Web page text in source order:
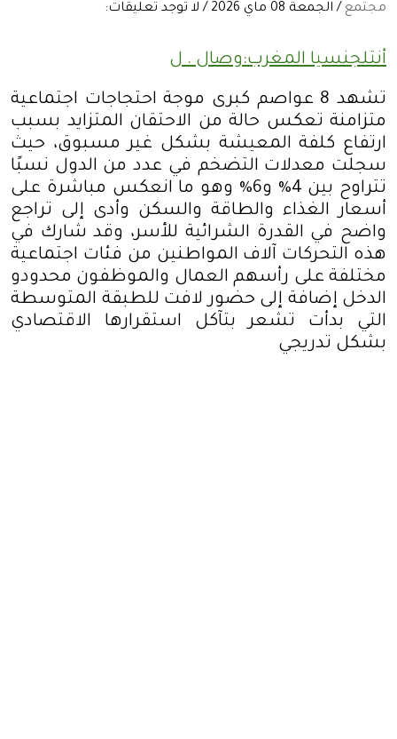
مجتمع / الجمعة 08 ماي 2026 / لا توجد تعليقات:
أنتلجنسيا المغرب:وصال . ل
تشهد 8 عواصم كبرى موجة احتجاجات اجتماعية
متزامنة تعكس حالة من الاحتقان المتزايد بسبب
ارتفاع كلفة المعيشة بشكل غير مسبوق، حيث
سجلت معدلات التضخم في عدد من الدول نسبًا
تتراوح بين 4% و6% وهو ما انعكس مباشرة على
أسعار الغذاء والطاقة والسكن وأدى إلى تراجع
واضح في القدرة الشرائية للأسر، وقد شارك في
هذه التحركات آلاف المواطنين من فئات اجتماعية
مختلفة على رأسهم العمال والموظفون محدودو
الدخل إضافة إلى حضور لافت للطبقة المتوسطة
التي بدأت تشعر بتآكل استقرارها الاقتصادي
بشكل تدريجي